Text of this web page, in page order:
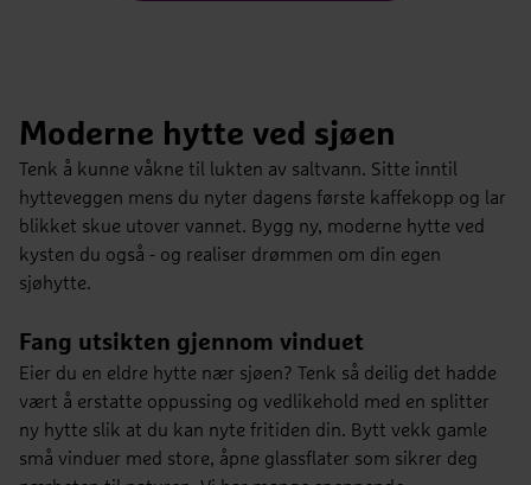
Bruksareal
BRA 97 m2 Antall soverom
3 soverom BYA
BYA 120 m 2
Moderne hytte ved sjøen
Tenk å kunne våkne til lukten av saltvann. Sitte inntil
hytteveggen mens du nyter dagens første kaffekopp og lar
blikket skue utover vannet. Bygg ny, moderne hytte ved
kysten du også - og realiser drømmen om din egen
sjøhytte.
Fang utsikten gjennom vinduet
Eier du en eldre hytte nær sjøen? Tenk så deilig det hadde
vært å erstatte oppussing og vedlikehold med en splitter
ny hytte slik at du kan nyte fritiden din. Bytt vekk gamle
små vinduer med store, åpne glassflater som sikrer deg